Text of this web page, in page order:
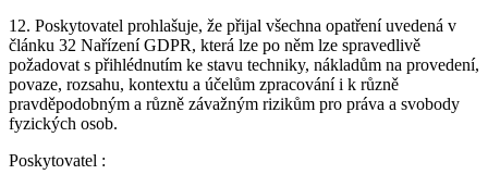
12. Poskytovatel prohlašuje, že přijal všechna opatření uvedená v
článku 32 Nařízení GDPR, která lze po něm lze spravedlivě
požadovat s přihlédnutím ke stavu techniky, nákladům na provedení,
povaze, rozsahu, kontextu a účelům zpracování i k různě
pravděpodobným a různě závažným rizikům pro práva a svobody
fyzických osob.
Poskytovatel :